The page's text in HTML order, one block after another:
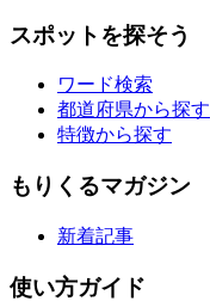
スポットを探そう
ワード検索
都道府県から探す
特徴から探す
もりくるマガジン
新着記事
使い方ガイド